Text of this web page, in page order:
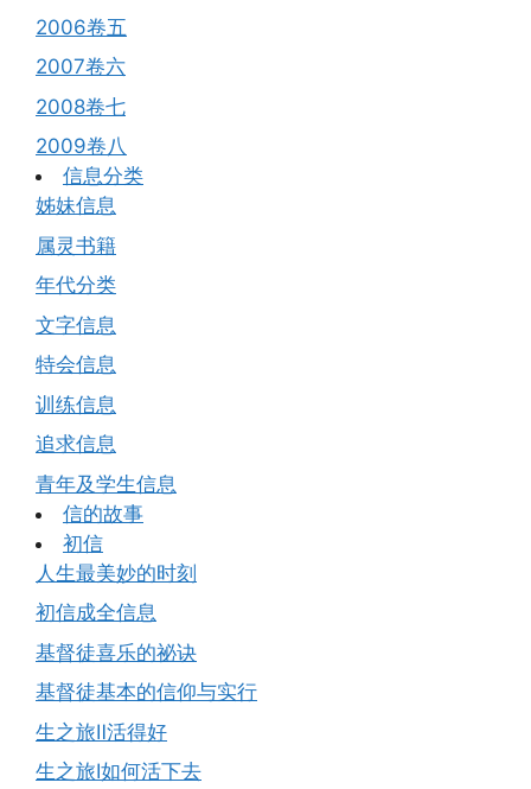
2006卷五
2007卷六
2008卷七
2009卷八
信息分类
姊妹信息
属灵书籍
年代分类
文字信息
特会信息
训练信息
追求信息
青年及学生信息
信的故事
初信
人生最美妙的时刻
初信成全信息
基督徒喜乐的祕诀
基督徒基本的信仰与实行
生之旅Ⅱ活得好
生之旅Ⅰ如何活下去